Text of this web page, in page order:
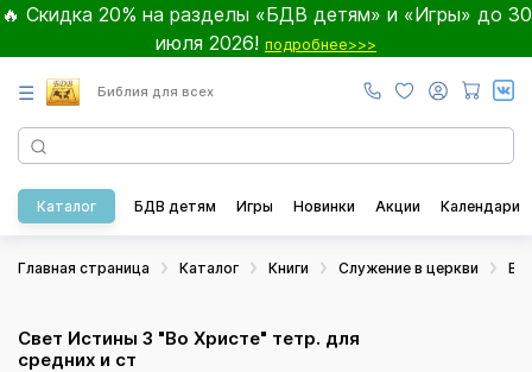
🔥 Скидка 20% на разделы «БДВ детям» и «Игры» до 30
июля 2026! подробнее>>>
☰ Библия для всех
Каталог БДВ детям Игры Новинки Акции Календари
Главная страница Каталог Книги Служение в церкви
Свет Истины 3 "Во Христе" тетр. для
средних и ст